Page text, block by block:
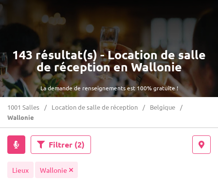
La demande de renseignements est 100% gratuite !
143 résultat(s) - Location de salle
de réception en Wallonie
1001 Salles Location de salle de réception
Belgique
Wallonie
Filtrer (2)
Lieux Wallonie